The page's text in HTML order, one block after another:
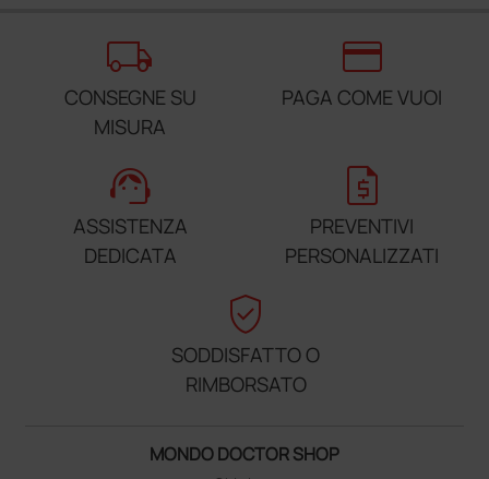
local_shipping
CONSEGNE SU
MISURA
credit_card
PAGA COME VUOI
support_agent
ASSISTENZA
DEDICATA
request_quote
PREVENTIVI
PERSONALIZZATI
verified_user
SODDISFATTO O
RIMBORSATO
MONDO DOCTOR SHOP